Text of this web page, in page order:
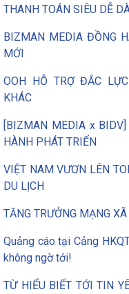
THANH TOÁN SIÊU DỄ
BIZMAN MEDIA ĐỒNG
MỚI
OOH HỖ TRỢ ĐẮC
KHÁC
[BIZMAN MEDIA x
HÀNH PHÁT TRIỂN
VIỆT NAM VƯƠN LÊN
DU LỊCH
TĂNG TRƯỞNG MẠNG
Quảng cáo tại Cảng
không ngờ tới!
TỪ HIỂU BIẾT TỚI TIN